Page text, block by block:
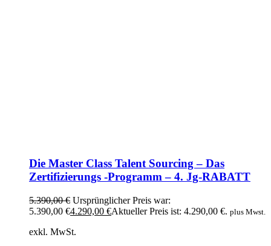
Die Master Class Talent Sourcing – Das
Zertifizierungs -Programm – 4. Jg-RABATT
5.390,00€ Ursprünglicher Preis war:
5.390,00 €4.290,00 €Aktueller Preis ist: 4.290,00 €. plus Mwst.
exkl. MwSt.